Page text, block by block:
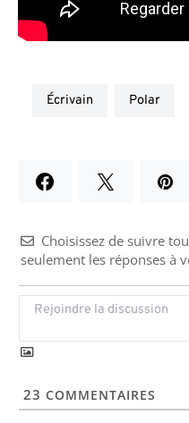
écrivain polar
Choisissez de suivre
seulement les réponses à
23 COMMENTAIRES